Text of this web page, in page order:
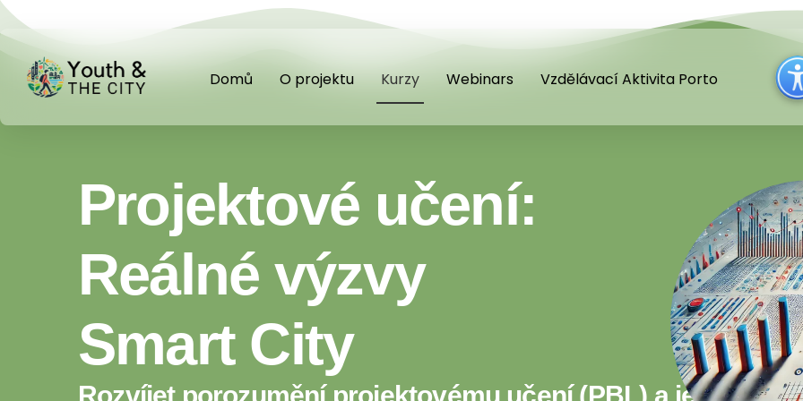
Domů O projektu Kurzy Webinars Vzdělávací Aktivita Porto
Projektové učení:
Reálné výzvy
Smart City